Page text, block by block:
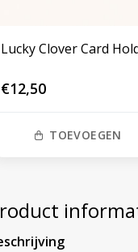
Lucky Clover Card
€12,50
TOEVOEGEN